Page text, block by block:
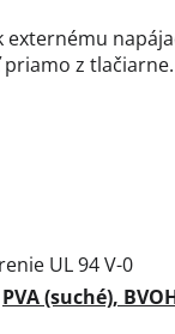
priamo z tlačiarne.
UL 94 V-0
PVA (suché),